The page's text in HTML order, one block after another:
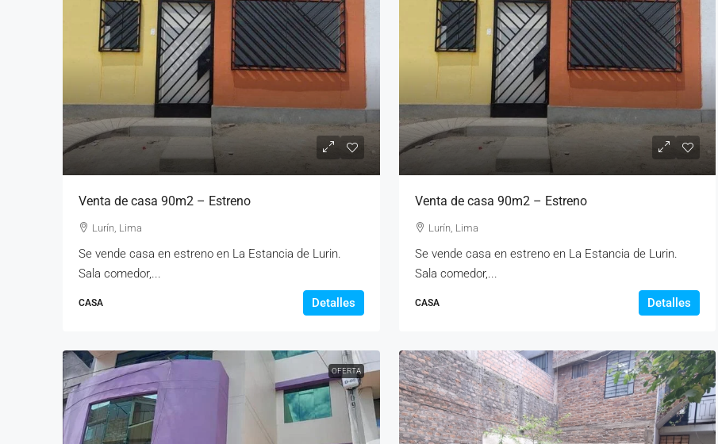
Venta de casa 90m2 – Estreno
Lurín, Lima
Se vende casa en estreno en La Estancia de Lurin.
Sala comedor,...
CASA Detalles
Venta de casa 90m2 – Estreno
Lurín, Lima
Se vende casa en estreno en La Estancia de Lurin.
Sala comedor,...
CASA Detalles
OFERTA